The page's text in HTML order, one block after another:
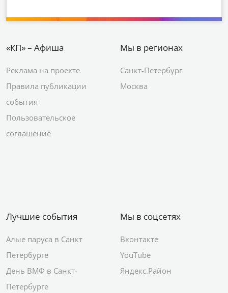
«КП» – Афиша
Реклама на проекте
Правила публикации
события
Пользовательское
соглашение
Мы в регионах
Санкт-Петербург
Москва
Лучшие события
Алые паруса в Санкт
Петербурге
День ВМФ в Санкт-
Петербурге
Мы в соцсетях
Вконтакте
YouTube
Яндекс.Район